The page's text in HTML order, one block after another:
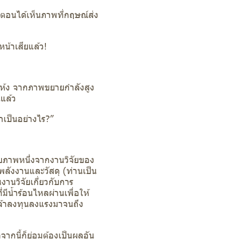
ตอนได้เห็นภาพที่กฤษณ์ส่ง
าเสียแล้ว!
ง จากภาพขยายกำลังสูง
ล้ว
นอย่างไร?”
าพหนึ่งจากงานวิจัยของ
ลังงานและวัสดุ (ท่านเป็น
นวิจัยเกี่ยวกับการ
น้ำร้อนไหลผ่านเพื่อให้
ลงทุนลงแรงมาจนถึง
ากนี้ก็ย่อมต้องเป็นผลอัน